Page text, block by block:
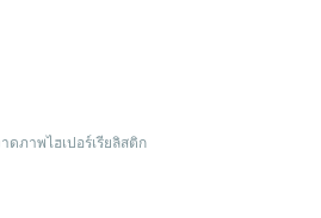
ดภาพไฮเปอร์เรียลิสติก